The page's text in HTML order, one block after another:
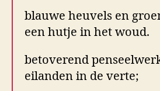
blauwe heuvels en
een hutje in het woud.
betoverend
eilanden in de verte;